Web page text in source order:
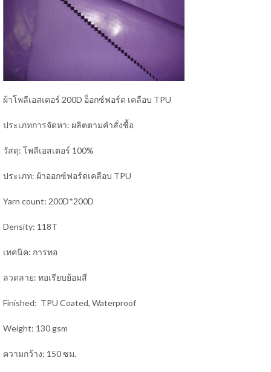
ผ้าโพลีเอสเตอร์ 200D อ็อกซ์ฟอร์ด เคลือบ TPU
ประเภทการจัดหา: ผลิตตามคำสั่งซื้อ
วัสดุ: โพลีเอสเตอร์ 100%
ประเภท: ผ้าออกซ์ฟอร์ดเคลือบ TPU
Yarn count: 200D*200D
Density: 118T
เทคนิค: การทอ
ลวดลาย: ทอเรียบย้อมสี
Finished: TPU Coated, Waterproof
Weight: 130 gsm
ความกว้าง: 150 ซม.